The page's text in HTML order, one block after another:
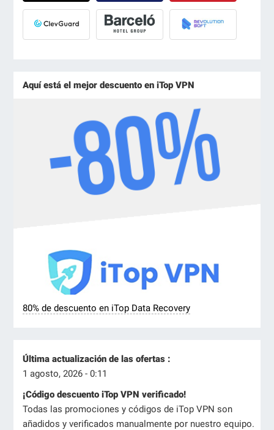
Aquí está el mejor descuento en iTop VPN
80% de descuento en iTop Data Recovery
Última actualización de las ofertas :
1 agosto, 2026 - 0:11
¡Código descuento iTop VPN verificado!
Todas las promociones y códigos de iTop VPN son
añadidos y verificados manualmente por nuestro equipo.